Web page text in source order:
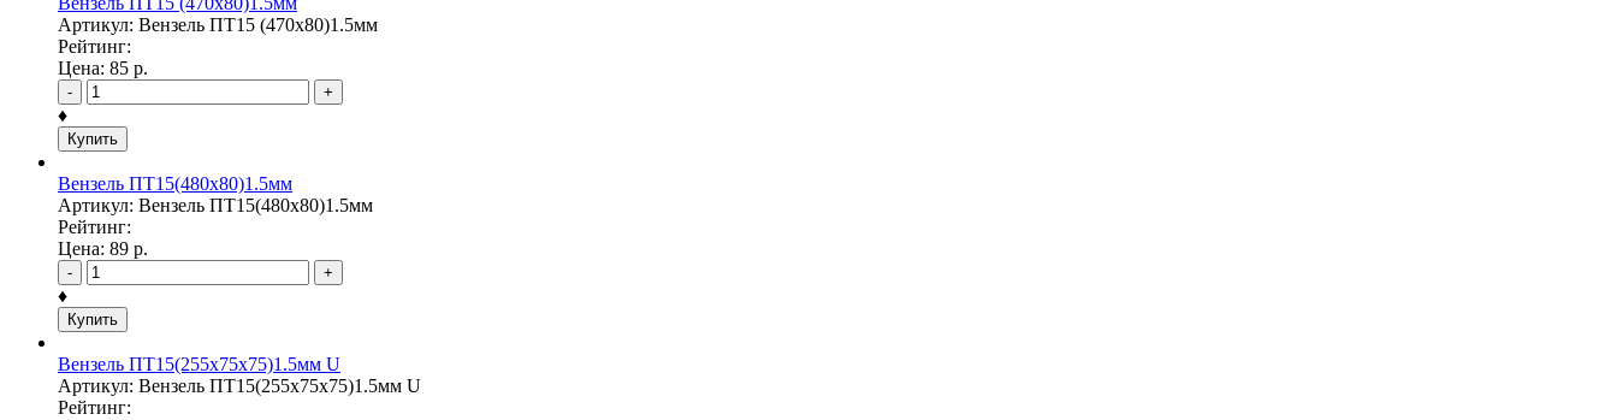
Артикул: Вензель ПТ15 (470х80)1.5мм
Рейтинг:
Цена: 85 р.
- +
♦
Купить
Вензель ПТ15(480х80)1.5мм
Артикул: Вензель ПТ15(480х80)1.5мм
Рейтинг:
Цена: 89 р.
- +
♦
Купить
Вензель ПТ15(255х75х75)1.5мм U
Артикул: Вензель ПТ15(255х75х75)1.5мм U
Рейтинг: